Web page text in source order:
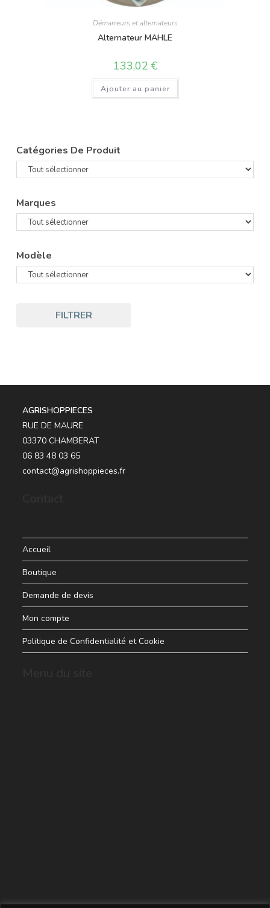
Démarreurs et alternateurs
Alternateur MAHLE
133,02 €
Ajouter au panier
Catégories De Produit
Marques
Modèle
FILTRER
AGRISHOPPIECES
RUE DE MAURE
03370 CHAMBERAT
06 83 48 03 65
contact@agrishoppieces.fr
Accueil
Boutique
Demande de devis
Mon compte
Politique de Confidentialité et Cookie